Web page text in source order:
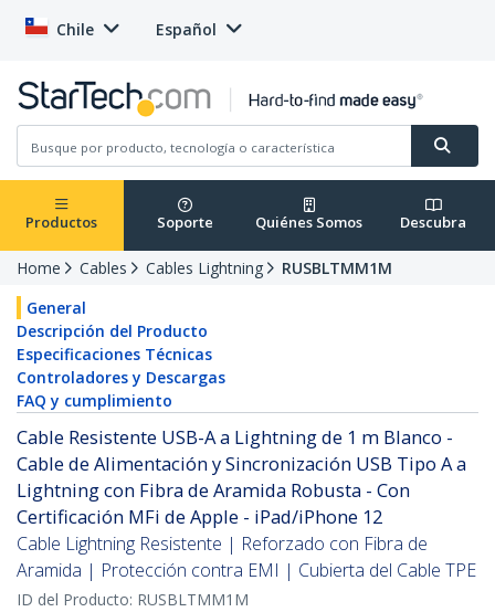
Chile Español
Productos Soporte Quiénes Somos Descubra
Home Cables Cables Lightning
RUSBLTMM1M
General
Descripción del Producto
Especificaciones Técnicas
Controladores y Descargas
FAQ y cumplimiento
Cable Resistente USB-A a Lightning de 1 m Blanco -
Cable de Alimentación y Sincronización USB Tipo A a
Lightning con Fibra de Aramida Robusta - Con
Certificación MFi de Apple - iPad/iPhone 12
Cable Lightning Resistente | Reforzado con Fibra de
Aramida | Protección contra EMI | Cubierta del Cable TPE
ID del Producto: RUSBLTMM1M